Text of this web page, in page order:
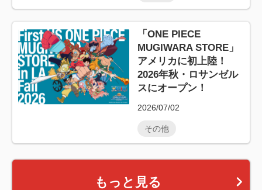
「ONE PIECE
MUGIWARA STORE」
アメリカに初上陸！
2026年秋・ロサンゼル
スにオープン！
2026/07/02
その他
もっと見る